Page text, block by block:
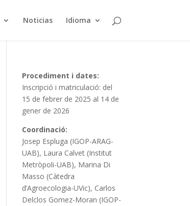
Noticias Idioma
Procediment i dates:
Inscripció i matriculació: del
15 de febrer de 2025 al 14 de
gener de 2026
Coordinació:
Josep Espluga (IGOP-ARAG-
UAB), Laura Calvet (Institut
Metròpoli-UAB), Marina Di
Masso (Càtedra
d’Agroecologia-UVic), Carlos
Delclos Gomez-Moran (IGOP-